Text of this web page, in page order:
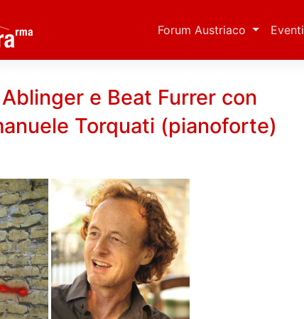
Forum Austriaco Eventi
e Beat Furrer con
Torquati (pianoforte)